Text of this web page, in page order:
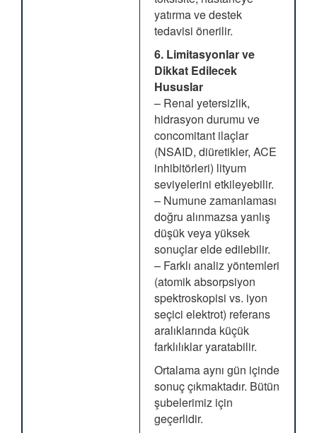
yatırma ve destek
tedavisi önerilir.
6. Limitasyonlar ve
Dikkat Edilecek
Hususlar
– Renal yetersizlik,
hidrasyon durumu ve
concomitant ilaçlar
(NSAID, diüretikler, ACE
inhibitörleri) lityum
seviyelerini etkileyebilir.
– Numune zamanlaması
doğru alınmazsa yanlış
düşük veya yüksek
sonuçlar elde edilebilir.
– Farklı analiz yöntemleri
(atomik absorpsiyon
spektroskopisi vs. iyon
seçici elektrot) referans
aralıklarında küçük
farklılıklar yaratabilir.
Ortalama aynı gün içinde
sonuç çıkmaktadır. Bütün
şubelerimiz için
geçerlidir.